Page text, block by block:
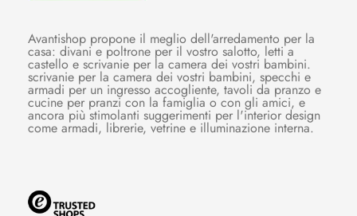
Avantishop propone il meglio dell'arredamento per la
casa: divani e poltrone per il vostro salotto, letti a
castello e scrivanie per la camera dei vostri bambini.
scrivanie per la camera dei vostri bambini, specchi e
armadi per un ingresso accogliente, tavoli da pranzo e
cucine per pranzi con la famiglia o con gli amici, e
ancora più stimolanti suggerimenti per l'interior design
come armadi, librerie, vetrine e illuminazione interna.